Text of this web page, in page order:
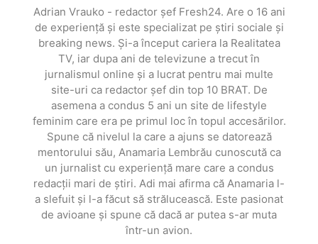
Adrian Vrauko - redactor șef Fresh24. Are o 16 ani
de experiență și este specializat pe știri sociale și
breaking news. Și-a început cariera la Realitatea
TV, iar dupa ani de televizune a trecut în
jurnalismul online și a lucrat pentru mai multe
site-uri ca redactor șef din top 10 BRAT. De
asemena a condus 5 ani un site de lifestyle
feminim care era pe primul loc în topul accesărilor.
Spune că nivelul la care a ajuns se datorează
mentorului său, Anamaria Lembrău cunoscută ca
un jurnalist cu experiență mare care a condus
redacții mari de știri. Adi mai afirma că Anamaria l-
a slefuit și l-a făcut să strălucească. Este pasionat
de avioane și spune că dacă ar putea s-ar muta
într-un avion.